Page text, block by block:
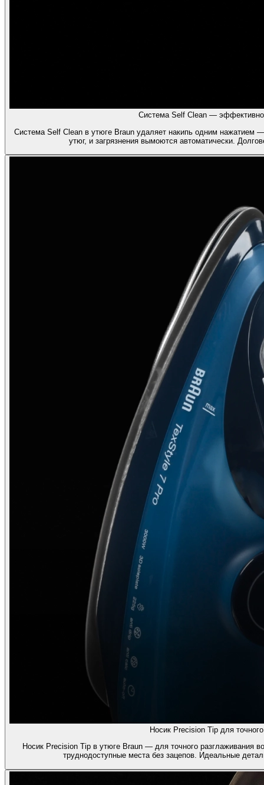
Система Self Clean —
Система Self Clean в утюге Braun удаляет накипь одним нажатием
утюг, и загрязнения вымоются автоматически.
Носик Precision Tip для
Носик Precision Tip в утюге Braun — для точного разглаживания
труднодоступные места без зацепов. Идеальные